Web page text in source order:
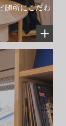
随所にこだわ